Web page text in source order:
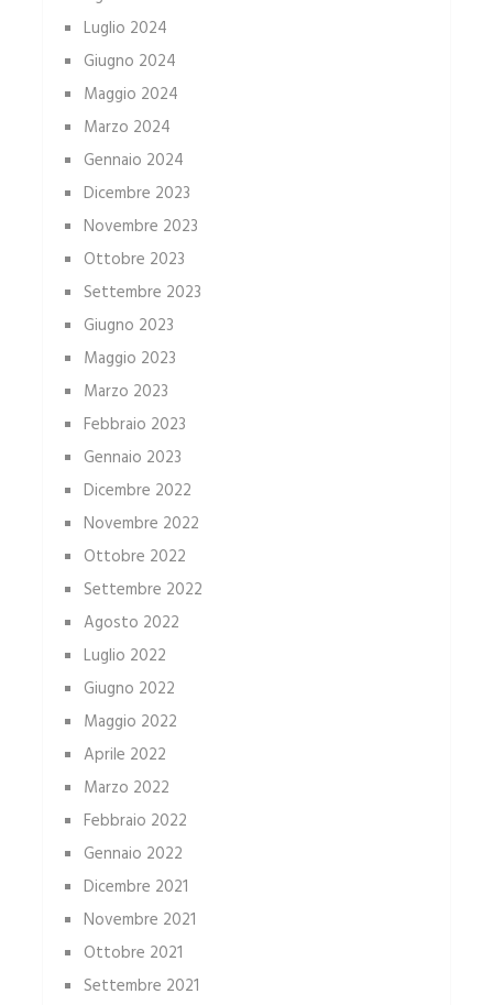
Luglio 2024
Giugno 2024
Maggio 2024
Marzo 2024
Gennaio 2024
Dicembre 2023
Novembre 2023
Ottobre 2023
Settembre 2023
Giugno 2023
Maggio 2023
Marzo 2023
Febbraio 2023
Gennaio 2023
Dicembre 2022
Novembre 2022
Ottobre 2022
Settembre 2022
Agosto 2022
Luglio 2022
Giugno 2022
Maggio 2022
Aprile 2022
Marzo 2022
Febbraio 2022
Gennaio 2022
Dicembre 2021
Novembre 2021
Ottobre 2021
Settembre 2021